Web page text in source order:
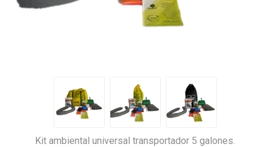
Kit ambiental universal transportador 5 galones.